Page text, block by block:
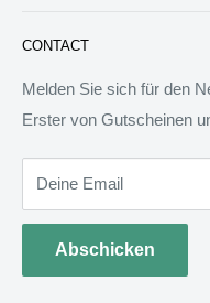
CONTACT
Melden Sie sich für den
Erster von Gutscheinen
Deine Email
Abschicken
finden, die das Leben
allen Menschen auf der
Wir sind bereit, jedem zu